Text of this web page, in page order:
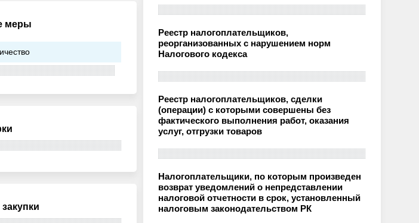
меры
Реестр налогоплательщиков,
реорганизованных с нарушением норм
Налогового кодекса
Реестр налогоплательщиков, сделки
(операции) с которыми совершены без
фактического выполнения работ, оказания
услуг, отгрузки товаров
Налогоплательщики, по которым произведен
возврат уведомлений о непредставлении
налоговой отчетности в срок, установленный
налоговым законодательством РК